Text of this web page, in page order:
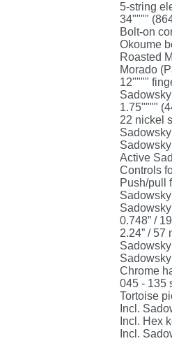
5-string
34""""
Bolt-on
Okoume
Roasted
Morado
12""""
Sadowsky
1.75""""
22 nickel
Active
Controls
Push/pull
0.748” /
2.24” / 57
Chrome
045 - 135
Tortoise
Incl.
Incl. Hex
Incl.